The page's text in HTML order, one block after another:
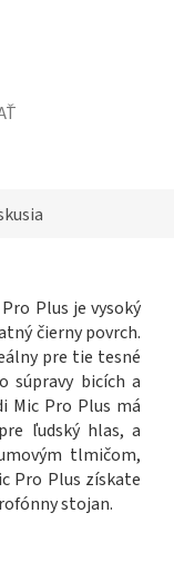
Plus je vysoký
čierny povrch.
pre tie tesné
súpravy bicích a
Mic Pro Plus má
ľudský hlas, a
tlmičom,
Pro Plus získate
stojan.